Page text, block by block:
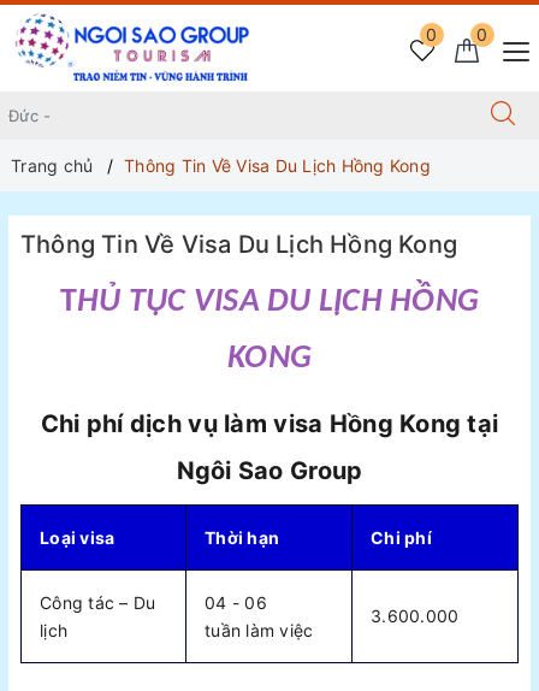
0
0
Trang chủ Thông Tin Về Visa Du Lịch Hồng Kong
Thông Tin Về Visa Du Lịch Hồng Kong
THỦ TỤC VISA DU LỊCH HỒNG
KONG
Chi phí dịch vụ làm visa Hồng Kong tại
Ngôi Sao Group
Loại visa Thời hạn Chi phí
Công tác – Du
lịch
04 - 06
tuần làm việc
3.600.000